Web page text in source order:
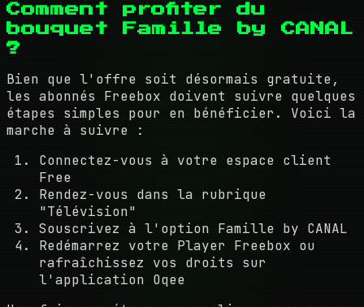
Comment profiter du
bouquet Famille by CANAL
?
Bien que l'offre soit désormais gratuite,
les abonnés Freebox doivent suivre quelques
étapes simples pour en bénéficier. Voici la
marche à suivre :
Connectez-vous à votre espace client
Free
Rendez-vous dans la rubrique
"Télévision"
Souscrivez à l'option Famille by CANAL
Redémarrez votre Player Freebox ou
rafraîchissez vos droits sur
l'application Oqee